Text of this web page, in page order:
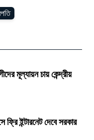
মূল্যায়ন চায় কেন্দ্রীয়
ইন্টারনেট দেবে সরকার